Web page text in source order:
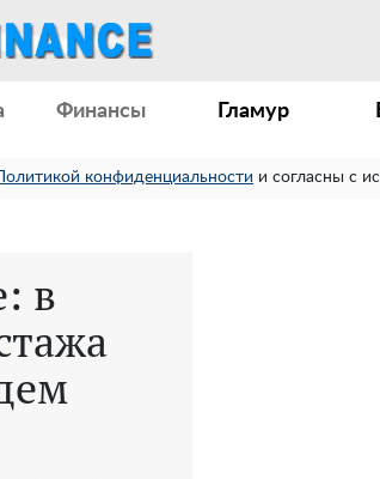
Финансы Гламур
Политикой конфиденциальности и согласны с
в